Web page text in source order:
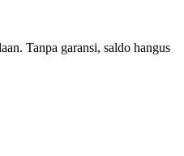
Tanpa garansi, saldo hangus